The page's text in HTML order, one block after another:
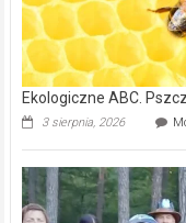
Ekologiczne ABC.
3 sierpnia, 2026